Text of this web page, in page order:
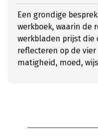
Een grondige
werkboek, waarin de
werkbladen prijst die
reflecteren op de
matigheid, moed,